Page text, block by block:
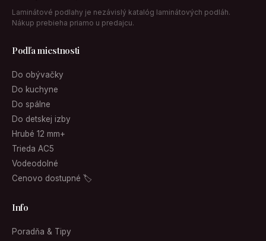
Laminátové podlahy je nezávislý katalóg laminátových podláh.
Nákup prebieha priamo u predajcu.
Podľa miestnosti
Do obývačky
Do kuchyne
Do spálne
Do detskej izby
Hrubé 12 mm+
Trieda AC5
Vodeodolné
Cenovo dostupné 🏷
Info
Poradňa & Tipy